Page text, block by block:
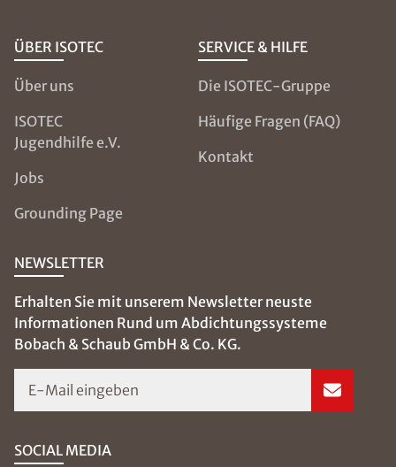
ÜBER ISOTEC
Über uns
ISOTEC
Jugendhilfe e.V.
Jobs
Grounding Page
SERVICE & HILFE
Die ISOTEC-Gruppe
Häufige Fragen (FAQ)
Kontakt
NEWSLETTER
Erhalten Sie mit unserem Newsletter neuste
Informationen Rund um Abdichtungssysteme
Bobach & Schaub GmbH & Co. KG.
E-Mail eingeben
SOCIAL MEDIA